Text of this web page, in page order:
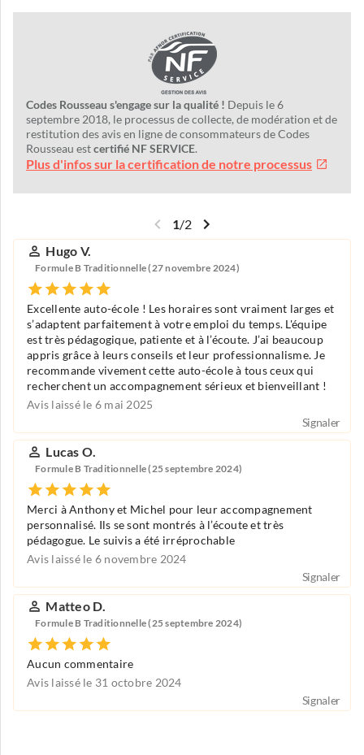
Codes Rousseau s'engage sur la qualité ! Depuis le 6
septembre 2018, le processus de collecte, de modération et de
restitution des avis en ligne de consommateurs de Codes
Rousseau estcertifié NF SERVICE.
Plus d'infos sur la certification de notre processus
1/2
Hugo V.
Formule B Traditionnelle (27 novembre 2024)
Excellente auto-école ! Les horaires sont vraiment larges et
s’adaptent parfaitement à votre emploi du temps. L'équipe
est très pédagogique, patiente et à l’écoute. J’ai beaucoup
appris grâce à leurs conseils et leur professionnalisme. Je
recommande vivement cette auto-école à tous ceux qui
recherchent un accompagnement sérieux et bienveillant !
Avis laissé le 6 mai 2025
Signaler
Lucas O.
Formule B Traditionnelle (25 septembre 2024)
Merci à Anthony et Michel pour leur accompagnement
personnalisé. Ils se sont montrés à l’écoute et très
pédagogue. Le suivis a été irréprochable
Avis laissé le 6 novembre 2024
Signaler
Matteo D.
Formule B Traditionnelle (25 septembre 2024)
Aucun commentaire
Avis laissé le 31 octobre 2024
Signaler